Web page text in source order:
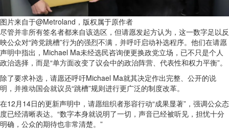
图片来自于@Metroland，版权属于原作者
尽管并非所有签名者都来自该选区，但请愿发起方认为，这一数字足以反
映公众对“跨党跳槽”行为的强烈不满，并呼吁启动补选程序。他们在请愿
声明中指出，Michael Ma未经选民咨询便更换政党立场，已不只是个人
政治选择，而是“单方面改变了议会中的政治阵营、代表性和权力平衡”。
除了要求补选，请愿还呼吁Michael Ma就其决定作出完整、公开的说
明，并推动国会就议员“跳槽”规则进行更广泛的制度改革。
在12月14日的更新声明中，请愿组织者形容行动“成果显著”，强调公众态
度已经清晰表达。“数字本身就说明了一切，声音已经被听见，担忧十分
明确，公众的期待也非常清楚。”